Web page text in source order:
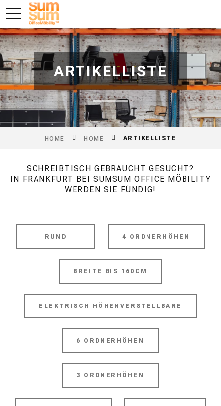
ARTIKELLISTE
HOME HOME ARTIKELLISTE
SCHREIBTISCH GEBRAUCHT GESUCHT?
IN FRANKFURT BEI SUMSUM OFFICE MÖBILITY
WERDEN SIE FÜNDIG!
RUND 4 ORDNERHÖHEN
BREITE BIS 160CM
ELEKTRISCH HÖHENVERSTELLBARE
6 ORDNERHÖHEN
3 ORDNERHÖHEN